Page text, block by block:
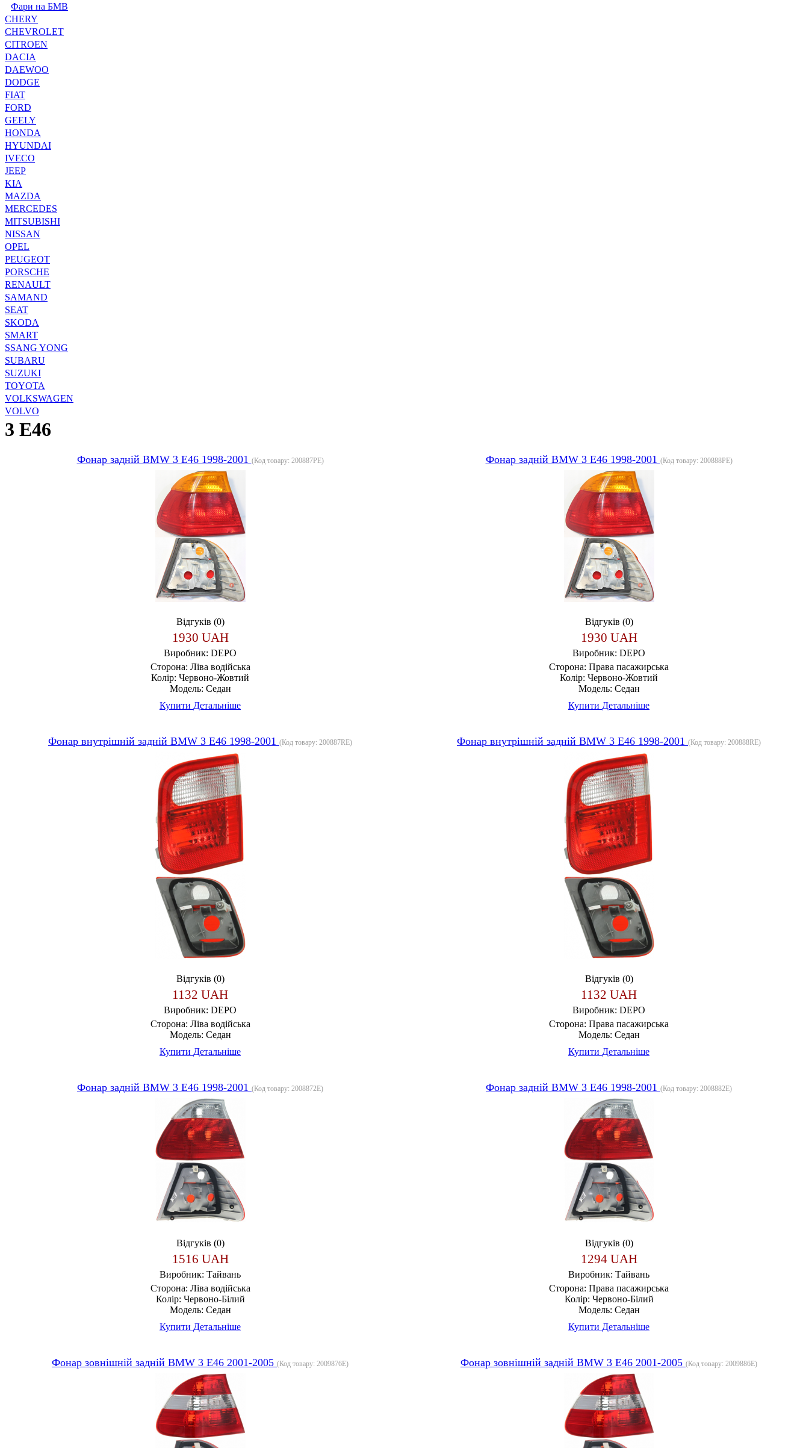
Фари на БМВ
CHERY
CHEVROLET
CITROEN
DACIA
DAEWOO
DODGE
FIAT
FORD
GEELY
HONDA
HYUNDAI
IVECO
JEEP
KIA
MAZDA
MERCEDES
MITSUBISHI
NISSAN
OPEL
PEUGEOT
PORSCHE
RENAULT
SAMAND
SEAT
SKODA
SMART
SSANG YONG
SUBARU
SUZUKI
TOYOTA
VOLKSWAGEN
VOLVO
3 E46
Фонар задній BMW 3 E46 1998-2001 (Код товару: 200887PE)
Відгуків (0)
1930 UAH
Виробник: DEPO
Сторона: Ліва водійська
Колір: Червоно-Жовтий
Модель: Седан
Купити Детальніше
Фонар задній BMW 3 E46 1998-2001 (Код товару: 200888PE)
Відгуків (0)
1930 UAH
Виробник: DEPO
Сторона: Права пасажирська
Колір: Червоно-Жовтий
Модель: Седан
Купити Детальніше
Фонар внутрішній задній BMW 3 E46 1998-2001 (Код товару: 200887RE)
Відгуків (0)
1132 UAH
Виробник: DEPO
Сторона: Ліва водійська
Модель: Седан
Купити Детальніше
Фонар внутрішній задній BMW 3 E46 1998-2001 (Код товару: 200888RE)
Відгуків (0)
1132 UAH
Виробник: DEPO
Сторона: Права пасажирська
Модель: Седан
Купити Детальніше
Фонар задній BMW 3 E46 1998-2001 (Код товару: 2008872E)
Відгуків (0)
1516 UAH
Виробник: Тайвань
Сторона: Ліва водійська
Колір: Червоно-Білий
Модель: Седан
Купити Детальніше
Фонар задній BMW 3 E46 1998-2001 (Код товару: 2008882E)
Відгуків (0)
1294 UAH
Виробник: Тайвань
Сторона: Права пасажирська
Колір: Червоно-Білий
Модель: Седан
Купити Детальніше
Фонар зовнішній задній BMW 3 E46 2001-2005 (Код товару: 2009876E) Фонар зовнішній задній BMW 3 E46 2001-2005 (Код товару: 2009886E)